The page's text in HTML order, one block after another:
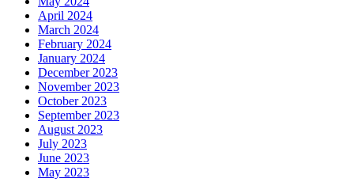
April 2024
March 2024
February 2024
January 2024
December 2023
November 2023
October 2023
September 2023
August 2023
July 2023
June 2023
May 2023